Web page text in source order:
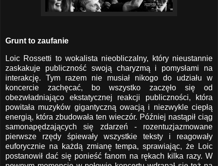
Grunt to zaufanie
Loic Rossetti to wokalista nieobliczalny, który nieustannie
zaskakuje publiczność swoją charyzmą i pomysłami na
interakcję. Tym razem nie musiał nikogo do udziału w
koncercie zachęcać, bo wszystko zaczęło się od
obezwładniająco ekstatycznej reakcji publiczności, która
powitała muzyków gigantyczną owacją i niezwykle ciepłą
energią, która zbudowała ten wieczór. Później nastąpił ciąg
samonapędzających się zdarzeń - rozentuzjazmowane
pierwsze rzędy śpiewały wszystkie teksty i reagowały
euforycznie na każdą zmianę tempa, sprawiając, że Loic
postanowił dać się ponieść fanom na rękach kilka razy. W